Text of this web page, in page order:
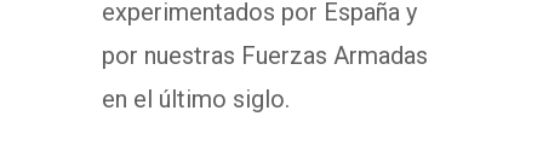
experimentados por España y
por nuestras Fuerzas Armadas
en el último siglo.